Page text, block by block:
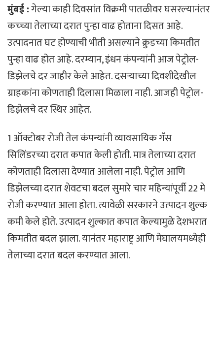
मुंबई :गेल्या काही दिवसांत विक्रमी पातळीवर घसरल्यानंतर
कच्च्या तेलाच्या दरात पुन्हा वाढ होताना दिसत आहे.
उत्पादनात घट होण्याची भीती असल्याने क्रुडच्या किमतीत
पुन्हा वाढ होत आहे. दरम्यान, इंधन कंपन्यांनी आज पेट्रोल-
डिझेलचे दर जाहीर केले आहेत. दसऱ्याच्या दिवशीदेखील
ग्राहकांना कोणताही दिलासा मिळाला नाही. आजही पेट्रोल-
डिझेलचे दर स्थिर आहेत.
1 ऑक्टोबर रोजी तेल कंपन्यांनी व्यावसायिक गॅस
सिलिंडरच्या दरात कपात केली होती. मात्र तेलाच्या दरात
कोणताही दिलासा देण्यात आलेला नाही. पेट्रोल आणि
डिझेलच्या दरात शेवटचा बदल सुमारे चार महिन्यांपूर्वी 22 मे
रोजी करण्यात आला होता. त्यावेळी सरकारने उत्पादन शुल्क
कमी केले होते. उत्पादन शुल्कात कपात केल्यामुळे देशभरात
किमतीत बदल झाला. यानंतर महाराष्ट्र आणि मेघालयमध्येही
तेलाच्या दरात बदल करण्यात आला.